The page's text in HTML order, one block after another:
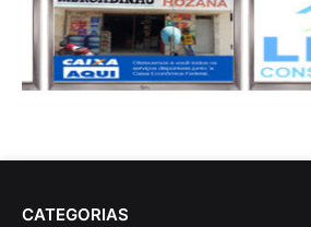
CATEGORIAS